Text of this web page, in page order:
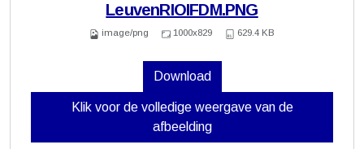
LeuvenRIOIFDM.PNG
image/png 1000x829 629.4 KB
Download
Klik voor de volledige weergave van de
afbeelding